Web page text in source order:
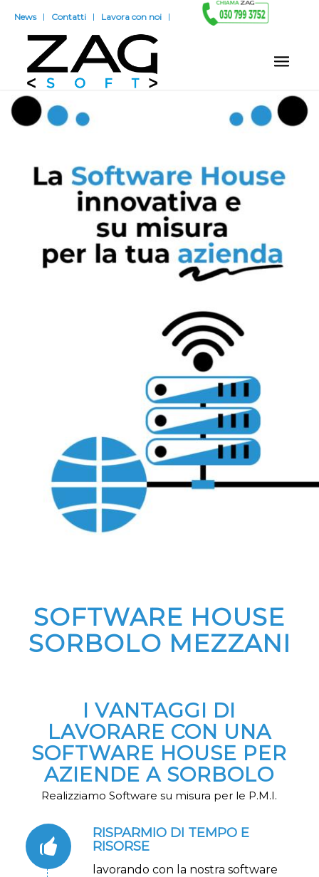
News Contatti Lavora con noi
SOFTWARE HOUSE
SORBOLO MEZZANI
I VANTAGGI DI
LAVORARE CON UNA
SOFTWARE HOUSE PER
AZIENDE A SORBOLO
Realizziamo Software su misura per le P.M.I.
RISPARMIO DI TEMPO E
RISORSE
lavorando con la nostra software